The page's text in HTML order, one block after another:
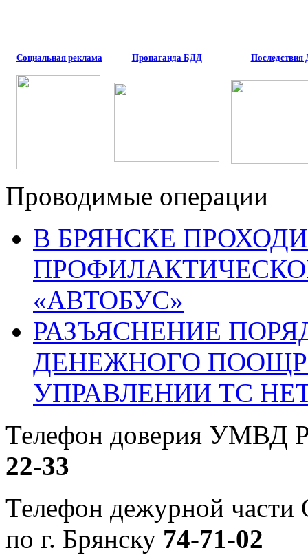
Социальная реклама Пропаганда БДД
Проводимые операции
В БРЯНСКЕ
«АВТОБУС»
РАЗЪЯСНЕНИЕ
ДЕНЕЖНОГО
УПРАВЛЕНИИ ТС
Телефон доверия УМВД
22-33
Телефон дежурной
по г. Брянску 74-71-02